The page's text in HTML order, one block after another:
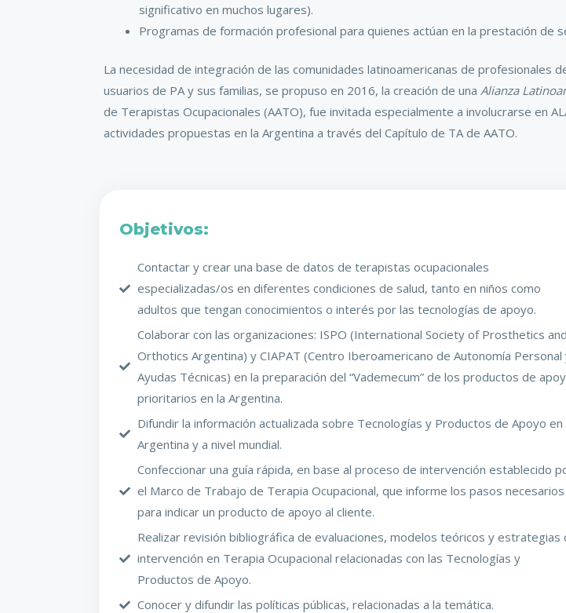
significativo en muchos lugares).
Programas de formación profesional para quienes actúan en la prestación de
La necesidad de integración de las comunidades latinoamericanas de profesionales
usuarios de PA y sus familias, se propuso en 2016, la creación de una Alianza
de Terapistas Ocupacionales (AATO), fue invitada especialmente a involucrarse en
actividades propuestas en la Argentina a través del Capítulo de TA de AATO.
Objetivos:
Contactar y crear una base de datos de terapistas ocupacionales
especializadas/os en diferentes condiciones de salud, tanto en niños como
adultos que tengan conocimientos o interés por las tecnologías de apoyo.
Colaborar con las organizaciones: ISPO (International Society of Prosthetics and
Orthotics Argentina) y CIAPAT (Centro Iberoamericano de Autonomía Personal
Ayudas Técnicas) en la preparación del “Vademecum” de los productos de
prioritarios en la Argentina.
Difundir la información actualizada sobre Tecnologías y Productos de Apoyo en
Argentina y a nivel mundial.
Confeccionar una guía rápida, en base al proceso de intervención establecido
el Marco de Trabajo de Terapia Ocupacional, que informe los pasos necesarios
para indicar un producto de apoyo al cliente.
Realizar revisión bibliográfica de evaluaciones, modelos teóricos y estrategias
intervención en Terapia Ocupacional relacionadas con las Tecnologías y
Productos de Apoyo.
Conocer y difundir las políticas públicas, relacionadas a la temática.